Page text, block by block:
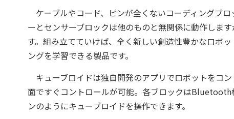
ケーブルやコード、ピンが全くないコーディングブ
ーとセンサーブロックは他のものと無関係に動作しま
す。組み立てていけば、全く新しい創造性豊かなロボ
ングを学習できる製品です。
キューブロイドは独自開発のアプリでロボットをコ
面ですぐコントロールが可能。各ブロックは
ンのようにキューブロイドを操作できます。